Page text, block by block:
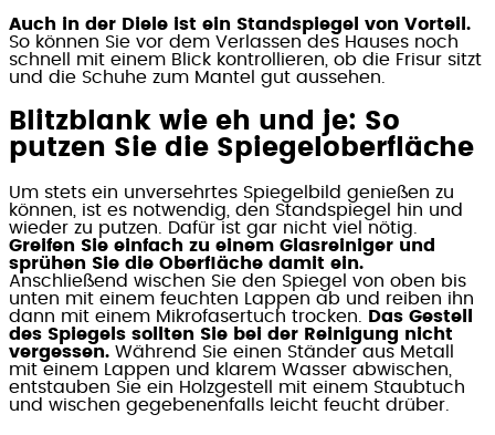
Auch in der Diele ist ein Standspiegel von Vorteil.
So können Sie vor dem Verlassen des Hauses noch
schnell mit einem Blick kontrollieren, ob die Frisur sitzt
und die Schuhe zum Mantel gut aussehen.
Blitzblank wie eh und je: So
putzen Sie die Spiegeloberfläche
Um stets ein unversehrtes Spiegelbild genießen zu
können, ist es notwendig, den Standspiegel hin und
wieder zu putzen. Dafür ist gar nicht viel nötig.
Greifen Sie einfach zu einem Glasreiniger und
sprühen Sie die Oberfläche damit ein.
Anschließend wischen Sie den Spiegel von oben bis
unten mit einem feuchten Lappen ab und reiben ihn
dann mit einem Mikrofasertuch trocken.
Das Gestell
des Spiegels sollten Sie bei der Reinigung nicht
vergessen. Während Sie einen Ständer aus Metall
mit einem Lappen und klarem Wasser abwischen,
entstauben Sie ein Holzgestell mit einem Staubtuch
und wischen gegebenenfalls leicht feucht drüber.